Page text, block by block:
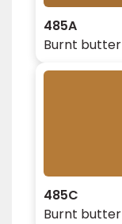
485A
Burnt butter
485C
Burnt butter